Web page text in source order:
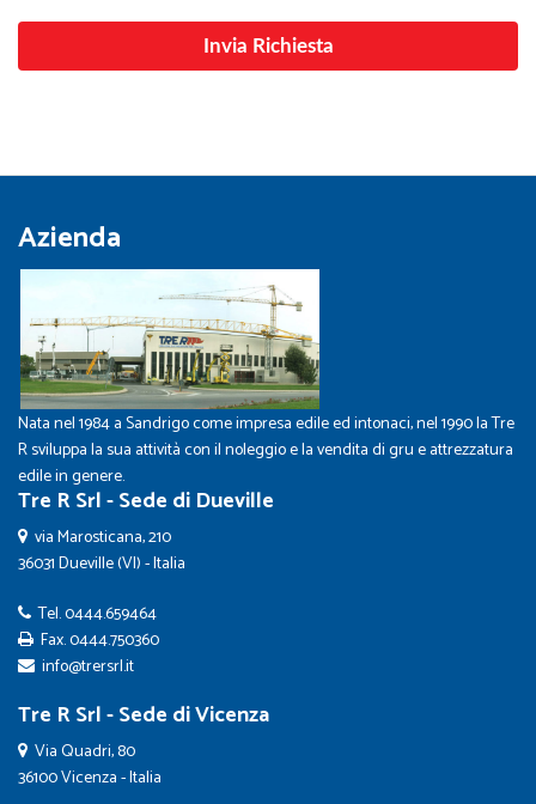
Azienda
Nata nel 1984 a Sandrigo come impresa edile ed intonaci, nel 1990 la Tre
R sviluppa la sua attività con il noleggio e la vendita di gru e attrezzatura
edile in genere.
Tre R Srl - Sede di Dueville
via Marosticana, 210
36031 Dueville (VI) - Italia
Tel.0444.659464
Fax. 0444.750360
info@trersrl.it
Tre R Srl - Sede di Vicenza
Via Quadri, 80
36100 Vicenza - Italia